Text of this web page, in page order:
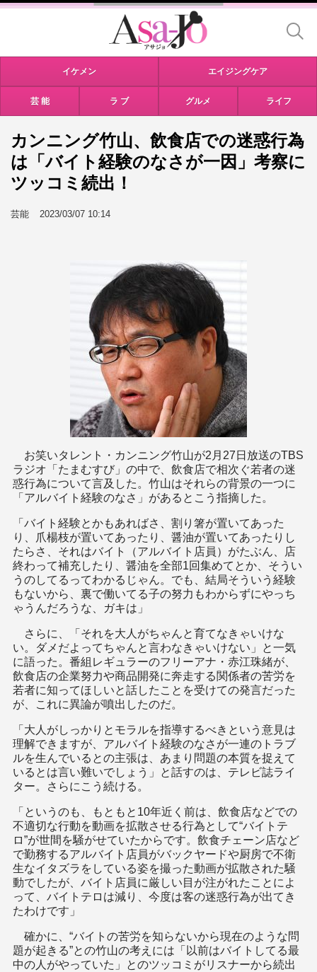
イケメン エイジングケア
芸 能 ラ ブ グルメ ライフ
カンニング竹山、飲食店での迷惑行為
は「バイト経験のなさが一因」考察に
ツッコミ続出！
芸能 2023/03/07 10:14
お笑いタレント・カンニング竹山が2月27日放送のTBS
ラジオ「たまむすび」の中で、飲食店で相次ぐ若者の迷
惑行為について言及した。竹山はそれらの背景の一つに
「アルバイト経験のなさ」があるとこう指摘した。
「バイト経験とかもあればさ、割り箸が置いてあった
り、爪楊枝が置いてあったり、醤油が置いてあったりし
たらさ、それはバイト（アルバイト店員）がたぶん、店
終わって補充したり、醤油を全部1回集めてとか、そうい
うのしてるってわかるじゃん。でも、結局そういう経験
もないから、裏で働いてる子の努力もわからずにやっち
ゃうんだろうな、ガキは」
さらに、「それを大人がちゃんと育てなきゃいけな
い。ダメだよってちゃんと言わなきゃいけない」と一気
に語った。番組レギュラーのフリーアナ・赤江珠緒が、
飲食店の企業努力や商品開発に奔走する関係者の苦労を
若者に知ってほしいと話したことを受けての発言だった
が、これに異論が噴出したのだ。
「大人がしっかりとモラルを指導するべきという意見は
理解できますが、アルバイト経験のなさが一連のトラブ
ルを生んでいるとの主張は、あまり問題の本質を捉えて
いるとは言い難いでしょう」と話すのは、テレビ誌ライ
ター。さらにこう続ける。
「というのも、もともと10年近く前は、飲食店などでの
不適切な行動を動画を拡散させる行為として“バイトテ
ロ”が世間を騒がせていたからです。飲食チェーン店など
で勤務するアルバイト店員がバックヤードや厨房で不衛
生なイタズラをしている姿を撮った動画が拡散された騒
動でしたが、バイト店員に厳しい目が注がれたことによ
って、バイトテロは減り、今度は客の迷惑行為が出てき
たわけです」
確かに、“バイトの苦労を知らないから現在のような問
題が起きる”との竹山の考えには「以前はバイトしてる最
中の人がやっていた」とのツッコミがリスナーから続出